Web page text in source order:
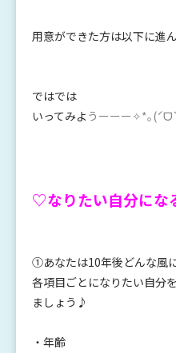
用意ができた方は以下に進
ではでは
いってみよ うーーー✧*｡
♡なりたい自分にな
①あなたは10年後どんな風
各項目ごとになりたい自分
ましょう♪
・年齢